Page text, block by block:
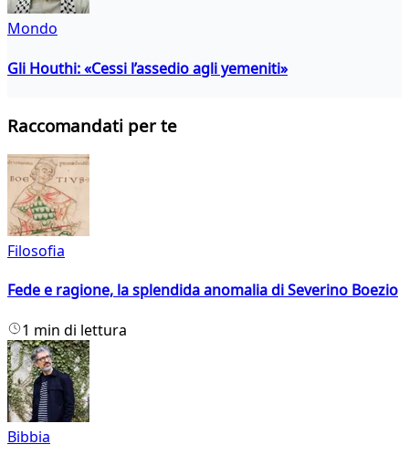
Mondo
Gli Houthi: «Cessi l’assedio agli yemeniti»
Raccomandati per te
Filosofia
Fede e ragione, la splendida anomalia di Severino Boezio
1 min di lettura
Bibbia